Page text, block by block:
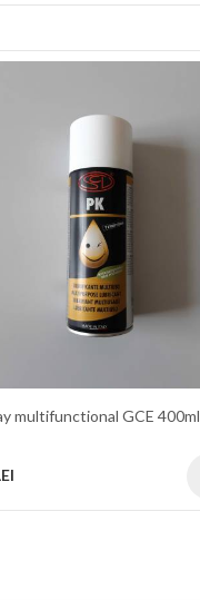
multifunctional GCE 400ml